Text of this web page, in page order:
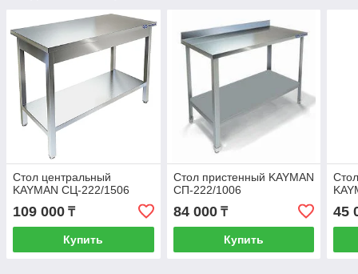
Стол центральный
KAYMAN СЦ-222/1506
109 000 ₸
Купить
Стол пристенный KAYMAN
СП-222/1006
84 000₸
Купить
45